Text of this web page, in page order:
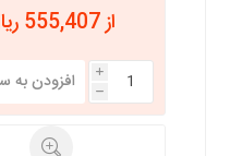
از 555,407 ریال
i
h